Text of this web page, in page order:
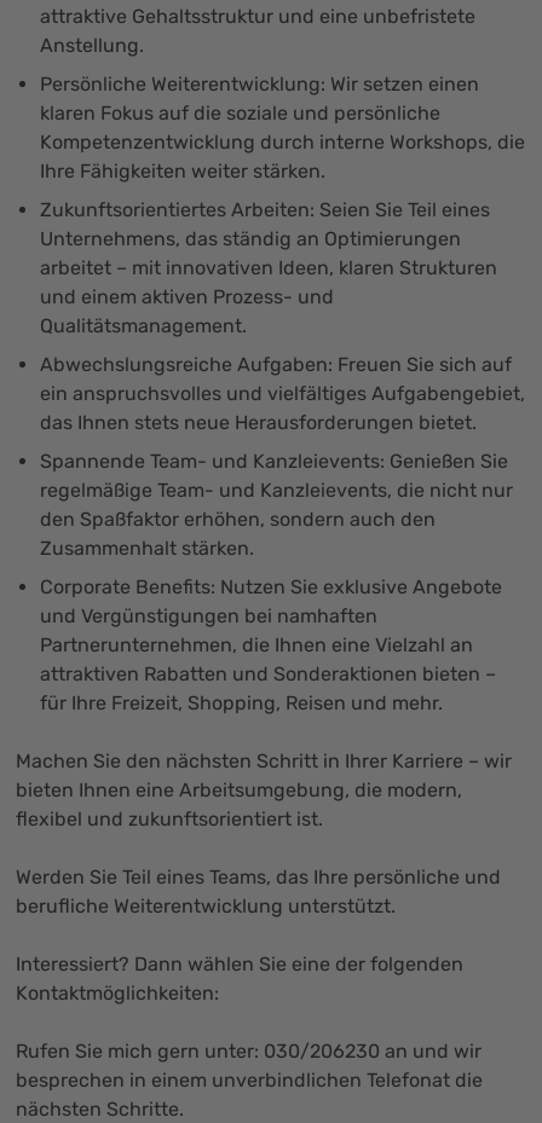
attraktive Gehaltsstruktur und eine unbefristete
Anstellung.
Persönliche Weiterentwicklung: Wir setzen einen
klaren Fokus auf die soziale und persönliche
Kompetenzentwicklung durch interne Workshops, die
Ihre Fähigkeiten weiter stärken.
Zukunftsorientiertes Arbeiten: Seien Sie Teil eines
Unternehmens, das ständig an Optimierungen
arbeitet – mit innovativen Ideen, klaren Strukturen
und einem aktiven Prozess- und
Qualitätsmanagement.
Abwechslungsreiche Aufgaben: Freuen Sie sich auf
ein anspruchsvolles und vielfältiges Aufgabengebiet,
das Ihnen stets neue Herausforderungen bietet.
Spannende Team- und Kanzleievents: Genießen Sie
regelmäßige Team- und Kanzleievents, die nicht nur
den Spaßfaktor erhöhen, sondern auch den
Zusammenhalt stärken.
Corporate Benefits: Nutzen Sie exklusive Angebote
und Vergünstigungen bei namhaften
Partnerunternehmen, die Ihnen eine Vielzahl an
attraktiven Rabatten und Sonderaktionen bieten –
für Ihre Freizeit, Shopping, Reisen und mehr.
Machen Sie den nächsten Schritt in Ihrer Karriere – wir
bieten Ihnen eine Arbeitsumgebung, die modern,
flexibel und zukunftsorientiert ist.
Werden Sie Teil eines Teams, das Ihre persönliche und
berufliche Weiterentwicklung unterstützt.
Interessiert? Dann wählen Sie eine der folgenden
Kontaktmöglichkeiten:
Rufen Sie mich gern unter: 030/206230 an und wir
besprechen in einem unverbindlichen Telefonat die
nächsten Schritte.